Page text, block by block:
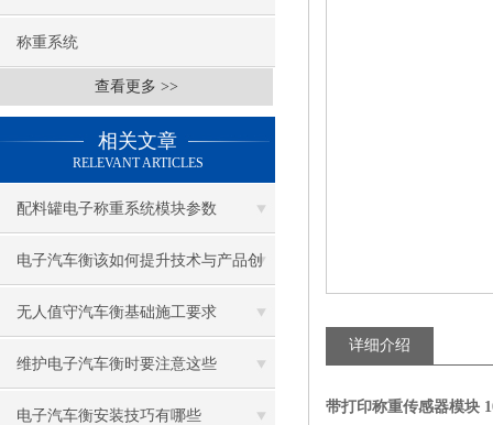
称重系统
查看更多 >>
相关文章
RELEVANT ARTICLES
配料罐电子称重系统模块参数
电子汽车衡该如何提升技术与产品创
新？
无人值守汽车衡基础施工要求
维护电子汽车衡时要注意这些
电子汽车衡安装技巧有哪些
详细介绍
带打印称重传感器模块